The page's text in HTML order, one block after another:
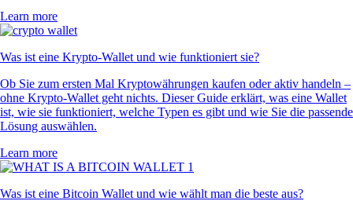
Learn more
Was ist eine Krypto-Wallet und wie funktioniert sie?
Ob Sie zum ersten Mal Kryptowährungen kaufen oder aktiv handeln –
ohne Krypto-Wallet geht nichts. Dieser Guide erklärt, was eine Wallet
ist, wie sie funktioniert, welche Typen es gibt und wie Sie die passende
Lösung auswählen.
Learn more
Was ist eine Bitcoin Wallet und wie wählt man die beste aus?